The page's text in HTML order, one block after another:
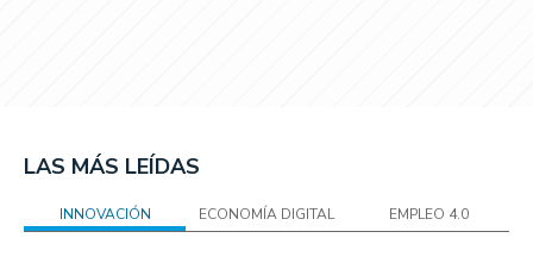
LAS MÁS LEÍDAS
INNOVACIÓN ECONOMÍA DIGITAL EMPLEO 4.0